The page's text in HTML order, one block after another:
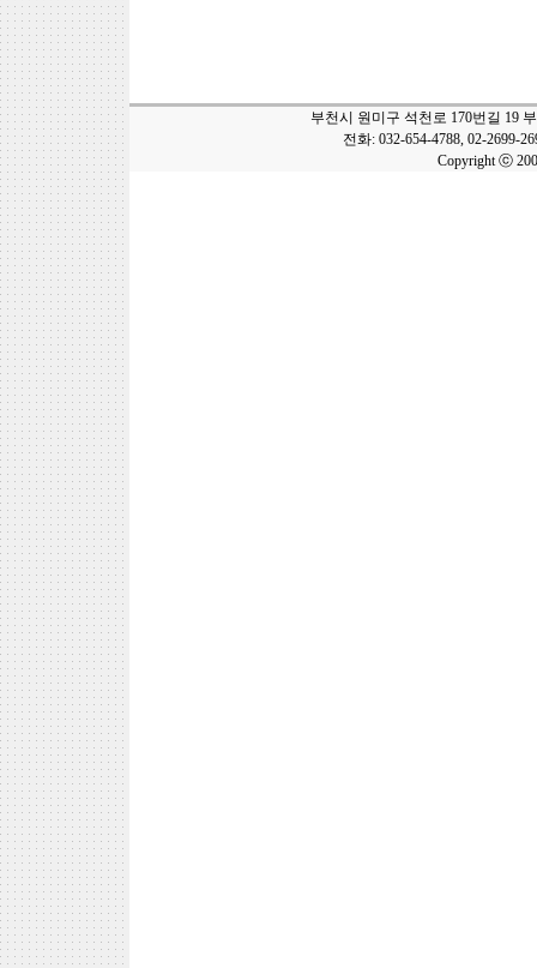
부천시 원미구 석천로 170번길 19
전화: 032-654-4788, 02-2699-
Copyright ⓒ